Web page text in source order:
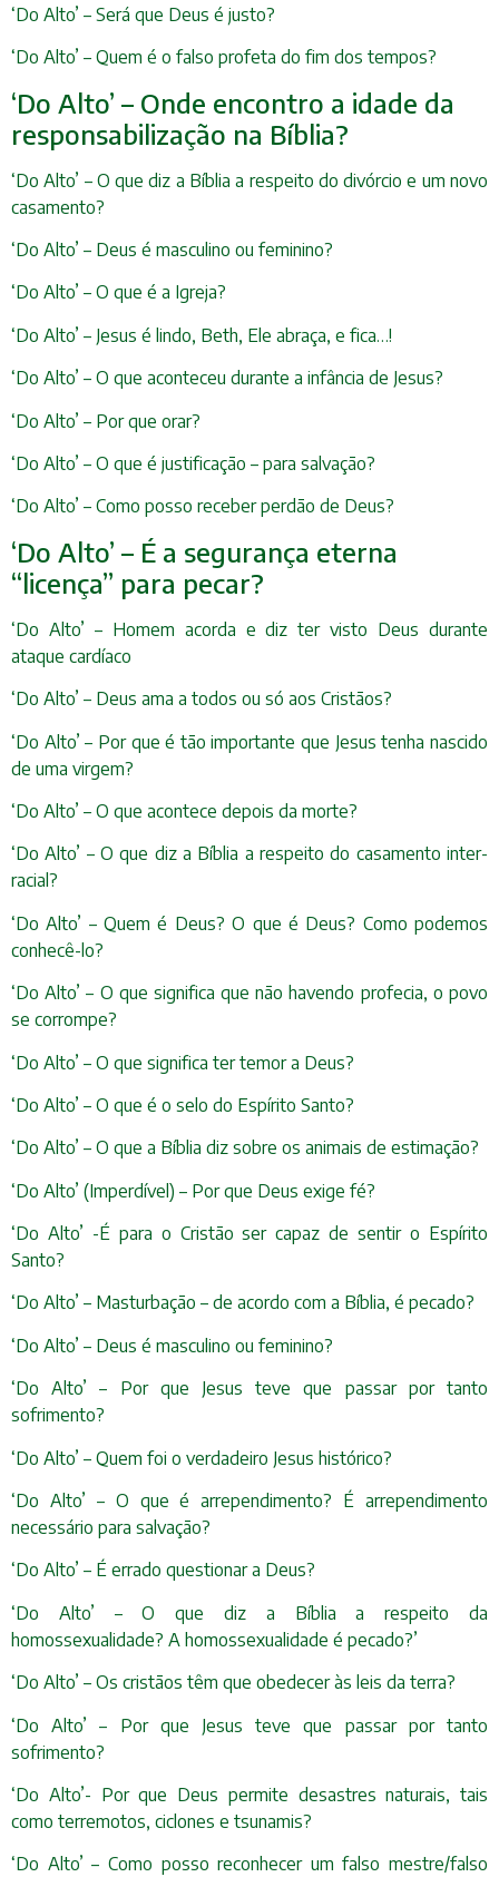
‘Do Alto’ – Será que Deus é justo?
‘Do Alto’ – Quem é o falso profeta do fim dos tempos?
‘Do Alto’ – Onde encontro a idade da
responsabilização na Bíblia?
‘Do Alto’ – O que diz a Bíblia a respeito do divórcio e um novo
casamento?
‘Do Alto’ – Deus é masculino ou feminino?
‘Do Alto’ – O que é a Igreja?
‘Do Alto’ – Jesus é lindo, Beth, Ele abraça, e fica…!
‘Do Alto’ – O que aconteceu durante a infância de Jesus?
‘Do Alto’ – Por que orar?
‘Do Alto’ – O que é justificação – para salvação?
‘Do Alto’ – Como posso receber perdão de Deus?
‘Do Alto’ – É a segurança eterna
“licença” para pecar?
‘Do Alto’ – Homem acorda e diz ter visto Deus durante
ataque cardíaco
‘Do Alto’ – Deus ama a todos ou só aos Cristãos?
‘Do Alto’ – Por que é tão importante que Jesus tenha nascido
de uma virgem?
‘Do Alto’ – O que acontece depois da morte?
‘Do Alto’ – O que diz a Bíblia a respeito do casamento inter-
racial?
‘Do Alto’ – Quem é Deus? O que é Deus? Como podemos
conhecê-lo?
‘Do Alto’ – O que significa que não havendo profecia, o povo
se corrompe?
‘Do Alto’ – O que significa ter temor a Deus?
‘Do Alto’ – O que é o selo do Espírito Santo?
‘Do Alto’ – O que a Bíblia diz sobre os animais de estimação?
‘Do Alto’ (Imperdível) – Por que Deus exige fé?
‘Do Alto’ -É para o Cristão ser capaz de sentir o Espírito
Santo?
‘Do Alto’ – Masturbação – de acordo com a Bíblia, é pecado?
‘Do Alto’ – Deus é masculino ou feminino?
‘Do Alto’ – Por que Jesus teve que passar por tanto
sofrimento?
‘Do Alto’ – Quem foi o verdadeiro Jesus histórico?
‘Do Alto’ – O que é arrependimento? É arrependimento
necessário para salvação?
‘Do Alto’ – É errado questionar a Deus?
‘Do Alto’ – O que diz a Bíblia a respeito da
homossexualidade? A homossexualidade é pecado?’
‘Do Alto’ – Os cristãos têm que obedecer às leis da terra?
‘Do Alto’ – Por que Jesus teve que passar por tanto
sofrimento?
‘Do Alto’- Por que Deus permite desastres naturais, tais
como terremotos, ciclones e tsunamis?
‘Do Alto’ – Como posso reconhecer um falso mestre/falso